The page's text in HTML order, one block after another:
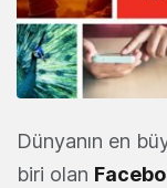
Dünyanın en
biri olan